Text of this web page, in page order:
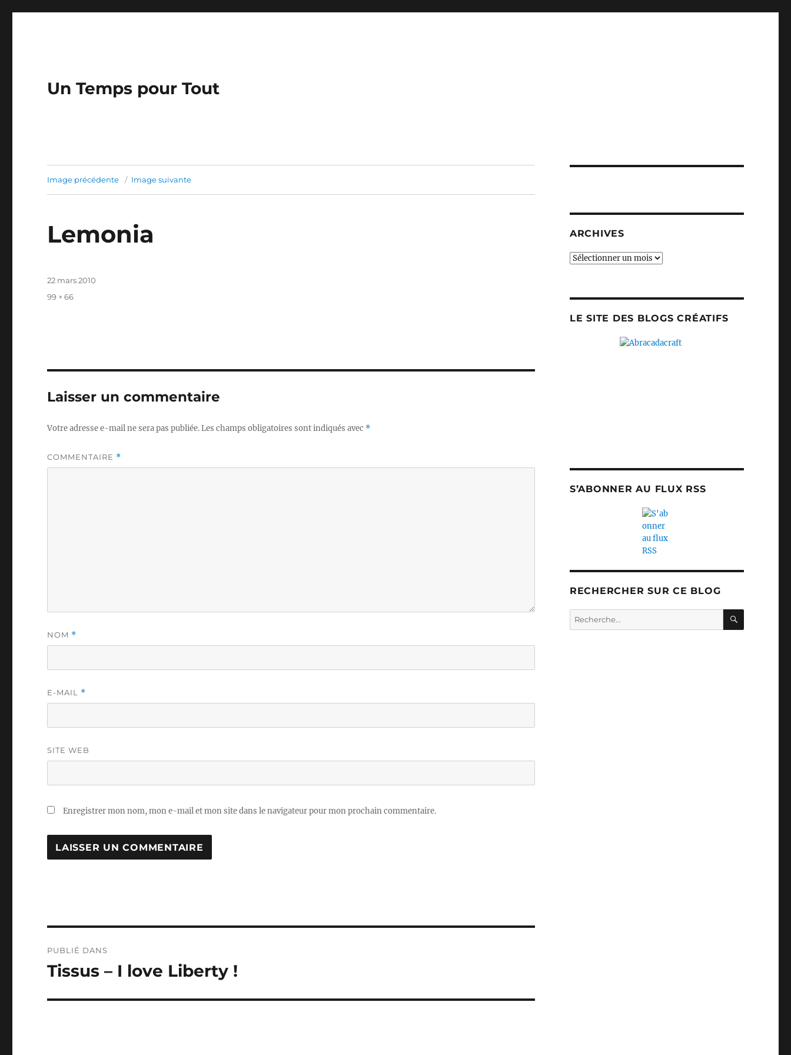
Un Temps pour Tout
Image précédente Image suivante
Lemonia
Publié
22 mars 2010
Taille
99 × 66
Laisser un commentaire
Votre adresse e-mail ne sera pas publiée.Les champs obligatoires sont indiqués avec *
COMMENTAIRE *
NOM *
E-MAIL *
SITE WEB
Enregistrer mon nom, mon e-mail et mon site dans le navigateur pour mon prochain commentaire.
de
PUBLIÉ DANS
Tissus – I love Liberty !
ARCHIVES
Archives
LE SITE DES BLOGS CRÉATIFS
S’ABONNER AU FLUX RSS
RECHERCHER SUR CE BLOG
Recherche
pour :